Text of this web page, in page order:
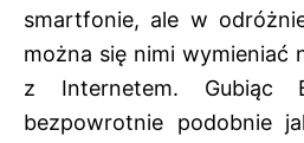
smartfonie, ale w
można się nimi wymieniać
z Internetem. Gubiąc
bezpowrotnie podobnie